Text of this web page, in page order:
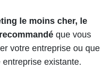
le moins cher, le
que vous
votre entreprise ou que
existante.